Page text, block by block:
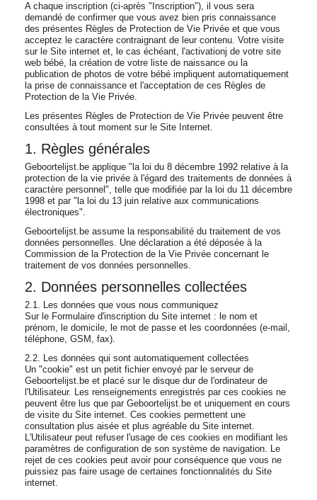
A chaque inscription (ci-après "Inscription"), il vous sera
demandé de confirmer que vous avez bien pris connaissance
des présentes Règles de Protection de Vie Privée et que vous
acceptez le caractère contraignant de leur contenu. Votre visite
sur le Site internet et, le cas échéant, l'activationj de votre site
web bébé, la création de votre liste de naissance ou la
publication de photos de votre bébé impliquent automatiquement
la prise de connaissance et l'acceptation de ces Règles de
Protection de la Vie Privée.
Les présentes Règles de Protection de Vie Privée peuvent être
consultées à tout moment sur le Site Internet.
1. Règles générales
Geboortelijst.be applique "la loi du 8 décembre 1992 relative à la
protection de la vie privée à l'égard des traitements de données à
caractère personnel", telle que modifiée par la loi du 11 décembre
1998 et par "la loi du 13 juin relative aux communications
électroniques".
Geboortelijst.be assume la responsabilité du traitement de vos
données personnelles. Une déclaration a été déposée à la
Commission de la Protection de la Vie Privée concernant le
traitement de vos données personnelles.
2. Données personnelles collectées
2.1. Les données que vous nous communiquez
Sur le Formulaire d'inscription du Site internet : le nom et
prénom, le domicile, le mot de passe et les coordonnées (e-mail,
téléphone, GSM, fax).
2.2. Les données qui sont automatiquement collectées
Un "cookie" est un petit fichier envoyé par le serveur de
Geboortelijst.be et placé sur le disque dur de l'ordinateur de
l'Utilisateur. Les renseignements enregistrés par ces cookies ne
peuvent être lus que par Geboortelijst.be et uniquement en cours
de visite du Site internet. Ces cookies permettent une
consultation plus aisée et plus agréable du Site internet.
L'Utilisateur peut refuser l'usage de ces cookies en modifiant les
paramètres de configuration de son système de navigation. Le
rejet de ces cookies peut avoir pour conséquence que vous ne
puissiez pas faire usage de certaines fonctionnalités du Site
internet.